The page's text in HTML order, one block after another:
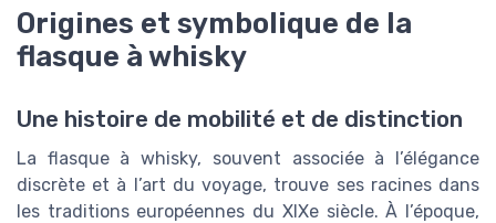
Origines et symbolique de la
flasque à whisky
Une histoire de mobilité et de distinction
La flasque à whisky, souvent associée à l’élégance
discrète et à l’art du voyage, trouve ses racines dans
les traditions européennes du XIXe siècle. À l’époque,